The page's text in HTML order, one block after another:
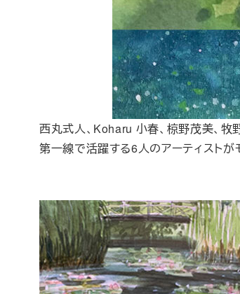
西丸式人、 Koharu 小春、椋野茂美、牧
第一線で活躍する6人のアーティスト